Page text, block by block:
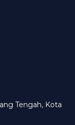
Tengah, Kota